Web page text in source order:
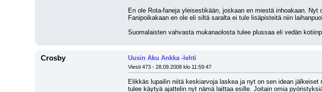
En ole Rota-faneja yleisestikään, joskaan en miestä inhoakaan.
Fanipoikakaan en ole eli siltä saralta ei tule lisäpisteitä niin
Suomalaisten vahvasta mukanaolosta tulee plussaa eli vedän
Crosby Uusin Aku Ankka -lehti
Viesti 473 - 28.09.2008 klo 11:59:47
Elikkäs lupailin niitä keskiarvoja laskea ja nyt on sen idean
tulee käytyä ajattelin nyt nämä laittaa esille. Joitain omia